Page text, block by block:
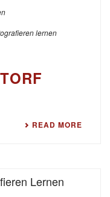
lernen
READ MORE